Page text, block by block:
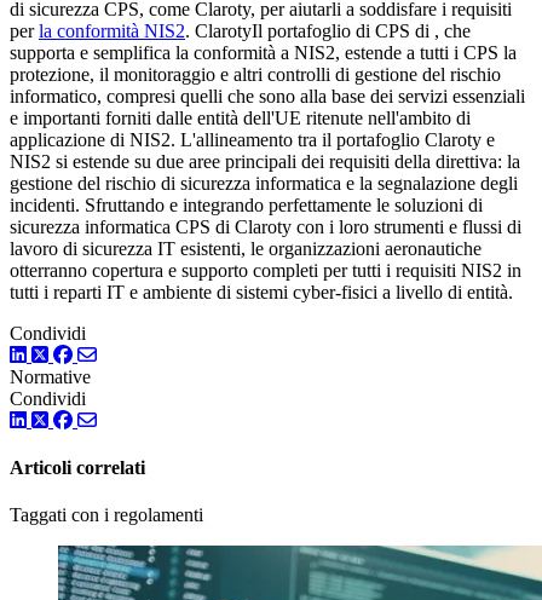
di sicurezza CPS, come Claroty, per aiutarli a soddisfare i requisiti
perla conformità NIS2. ClarotyIl portafoglio di CPS di , che
supporta e semplifica la conformità a NIS2, estende a tutti i CPS la
protezione, il monitoraggio e altri controlli di gestione del rischio
informatico, compresi quelli che sono alla base dei servizi essenziali
e importanti forniti dalle entità dell'UE ritenute nell'ambito di
applicazione di NIS2. L'allineamento tra il portafoglio Claroty e
NIS2 si estende su due aree principali dei requisiti della direttiva: la
gestione del rischio di sicurezza informatica e la segnalazione degli
incidenti. Sfruttando e integrando perfettamente le soluzioni di
sicurezza informatica CPS di Claroty con i loro strumenti e flussi di
lavoro di sicurezza IT esistenti, le organizzazioni aeronautiche
otterranno copertura e supporto completi per tutti i requisiti NIS2 in
tutti i reparti IT e ambiente di sistemi cyber-fisici a livello di entità.
Condividi
LinkedIn
TwitterFacebook
Normative
Condividi
LinkedIn
TwitterFacebook
Articoli correlati
Taggati con i regolamenti